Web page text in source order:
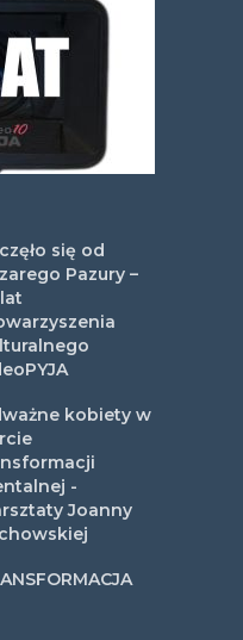
się od
Pazury –
kobiety w
-
Joanny